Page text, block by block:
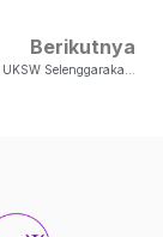
Berikutnya